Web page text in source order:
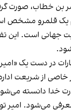
بن خطاب، صورت
یک قلمرو مشخص
جهانی است. این
در دست یک
از شریعت
خدا دانسته
می‌شود. امیر